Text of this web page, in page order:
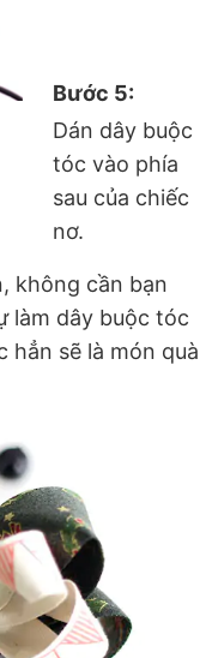
Bước 5:
Dán dây buộc
tóc vào phía
sau của chiếc
nơ.
không cần bạn
làm dây buộc tóc
hẳn sẽ là món quà